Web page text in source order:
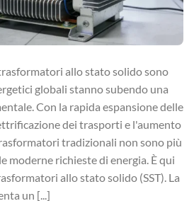
allo stato solido sono
globali stanno subendo una
Con la rapida espansione delle
dei trasporti e l'aumento
tradizionali non sono più
moderne richieste di energia. È qui
allo stato solido (SST). La
un [...]